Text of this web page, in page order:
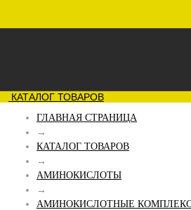
КАТАЛОГ ТОВАРОВ
ГЛАВНАЯ СТРАНИЦА
→
КАТАЛОГ ТОВАРОВ
→
АМИНОКИСЛОТЫ
→
АМИНОКИСЛОТНЫЕ